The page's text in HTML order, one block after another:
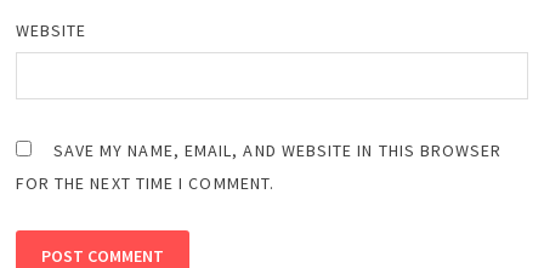
WEBSITE
SAVE MY NAME, EMAIL, AND WEBSITE IN THIS BROWSER
FOR THE NEXT TIME I COMMENT.